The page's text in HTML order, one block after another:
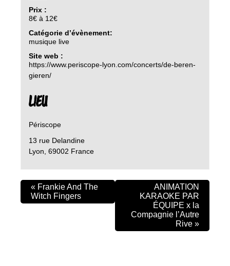
Prix :
8€ à 12€
Catégorie d’évènement:
musique live
Site web :
https://www.periscope-lyon.com/concerts/de-beren-
gieren/
LIEU
Périscope
13 rue Delandine
Lyon 69002 France
« Frankie And The
Witch Fingers
ANIMATION
KARAOKE PAR
ÉQUIPE x la
Compagnie l’Autre
Rive »